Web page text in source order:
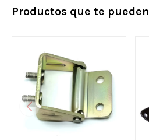
Productos que te